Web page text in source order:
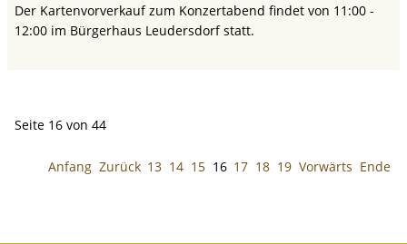
Der Kartenvorverkauf zum Konzertabend findet von 11:00 -
12:00 im Bürgerhaus Leudersdorf statt.
Seite 16 von 44
Anfang Zurück 13 14 15 16 17 18 19 Vorwärts Ende